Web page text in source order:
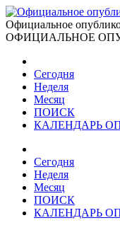
Официальное
ОФИЦИАЛЬНОЕ
Сегодня
Неделя
Месяц
ПОИСК
КАЛЕНДАРЬ
Сегодня
Неделя
Месяц
ПОИСК
КАЛЕНДАРЬ